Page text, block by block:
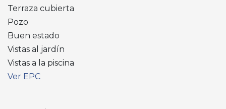
Terraza cubierta
Pozo
Buen estado
Vistas al jardín
Vistas a la piscina
Ver EPC